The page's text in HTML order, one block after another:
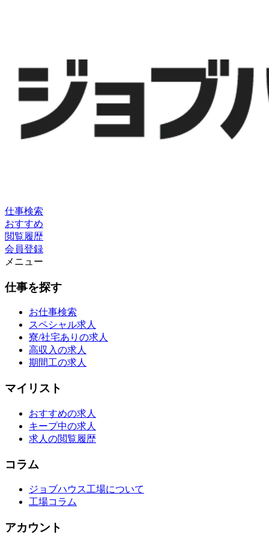
仕事検索
おすすめ
閲覧履歴
会員登録
メニュー
仕事を探す
お仕事検索
スペシャル求人
寮/社宅ありの求人
高収入の求人
期間工の求人
マイリスト
おすすめの求人
キープ中の求人
求人の閲覧履歴
コラム
ジョブハウス工場について
工場コラム
アカウント